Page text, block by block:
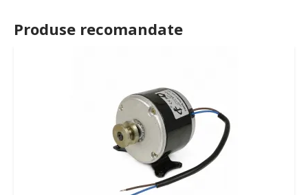
Produse recomandate